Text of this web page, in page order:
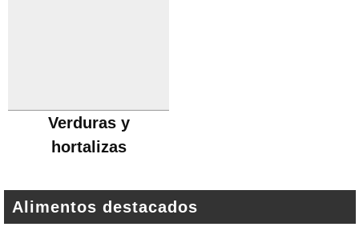
Verduras y
hortalizas
Alimentos destacados